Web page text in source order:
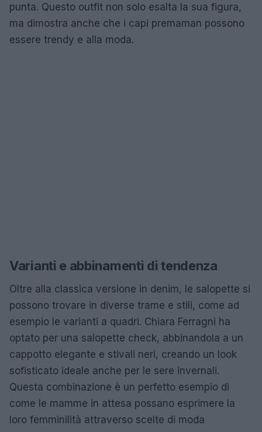
punta. Questo outfit non solo esalta la sua figura,
ma dimostra anche che i capi premaman possono
essere trendy e alla moda.
Varianti e abbinamenti di tendenza
Oltre alla classica versione in denim, le salopette si
possono trovare in diverse trame e stili, come ad
esempio le varianti a quadri. Chiara Ferragni ha
optato per una salopette check, abbinandola a un
cappotto elegante e stivali neri, creando un look
sofisticato ideale anche per le sere invernali.
Questa combinazione è un perfetto esempio di
come le mamme in attesa possano esprimere la
loro femminilità attraverso scelte di moda